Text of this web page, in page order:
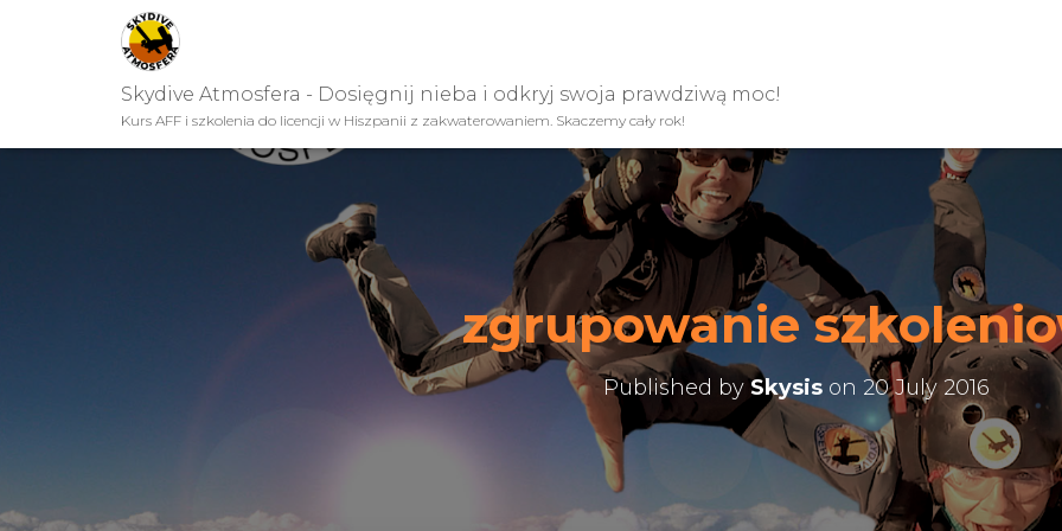
Skydive Atmosfera - Dosięgnij nieba i odkryj swoja prawdziwą moc!
Kurs AFF i szkolenia do licencji w Hiszpanii z zakwaterowaniem. Skaczemy cały rok!
zgrupowanie
Published by Skysis on 20 July 2016